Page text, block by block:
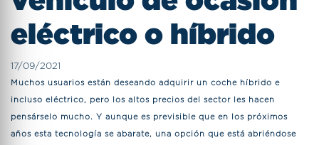
eléctrico o híbrido
17/09/2021
Muchos usuarios están deseando adquirir un coche híbrido e
incluso eléctrico, pero los altos precios del sector les hacen
pensárselo mucho. Y aunque es previsible que en los próximos
años esta tecnología se abarate, una opción que está abriéndose